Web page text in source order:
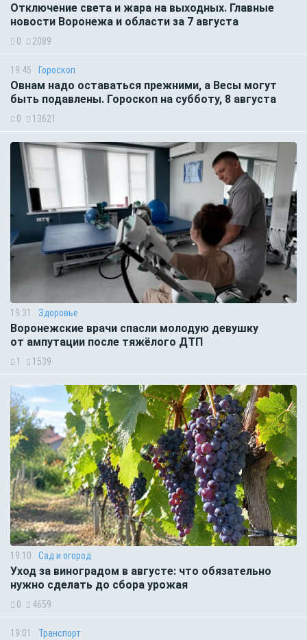
Отключение света и жара на выходных. Главные
новости Воронежа и области за 7 августа
0 2089
19:45 Гороскоп
Овнам надо оставаться прежними, а Весы могут
быть подавлены. Гороскоп на субботу, 8 августа
0 13621
19:31 Здоровье
Воронежские врачи спасли молодую девушку
от ампутации после тяжёлого ДТП
1 1539
19:10 Сад и огород
Уход за виноградом в августе: что обязательно
нужно сделать до сбора урожая
0 4659
19:01 Транспорт